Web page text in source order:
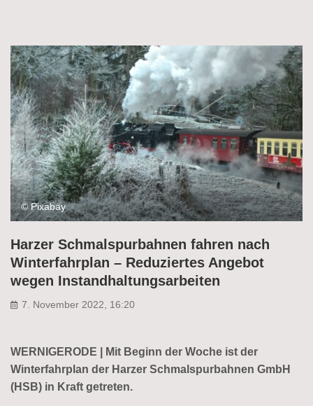
© Pixabay
Harzer Schmalspurbahnen fahren nach
Winterfahrplan – Reduziertes Angebot
wegen Instandhaltungsarbeiten
7. November 2022, 16:20
WERNIGERODE | Mit Beginn der Woche ist der
Winterfahrplan der Harzer Schmalspurbahnen GmbH
(HSB) in Kraft getreten.